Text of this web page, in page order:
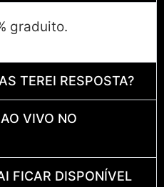
graduito.
TEREI RESPOSTA?
VIVO NO
FICAR DISPONÍVEL